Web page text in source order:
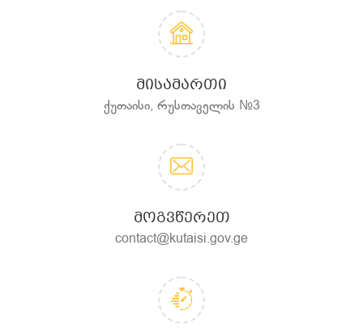
ᲛᲘᲡᲐᲛᲐᲠᲗᲘ
ქუთაისი, რუსთაველის №3
ᲛᲝᲒᲕᲬᲔᲠᲔᲗ
contact@kutaisi.gov.ge